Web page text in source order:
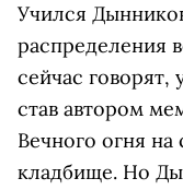
Учился
распределения
сейчас говорят,
став автором
Вечного огня
кладбище. Но